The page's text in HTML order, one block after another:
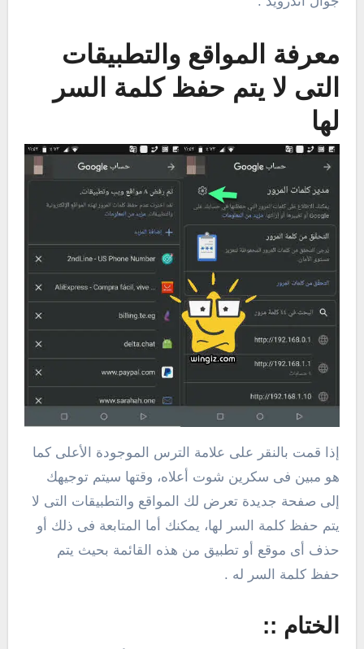
معرفة المواقع والتطبيقات
التى لا يتم حفظ كلمة السر
لها
إذا قمت بالنقر على علامة الترس الموجودة الأعلى كما
هو مبين فى سكرين شوت أعلاه، وقتها سيتم توجيهك
إلى صفحة جديدة تعرض لك المواقع والتطبيقات التى لا
يتم حفظ كلمة السر لها، يمكنك أما المتابعة فى ذلك أو
حذف أى موقع أو تطبيق من هذه القائمة بحيث يتم
حفظ كلمة السر له .
الختام ::